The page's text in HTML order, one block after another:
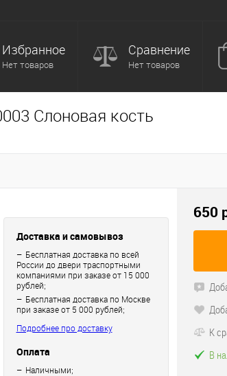
Избранное
Нет товаров
Сравнение
Нет товаров
Слоновая кость
Доставка и самовывоз
Бесплатная доставка по всей
России до двери траспортными
компаниями при заказе от 15 000
рублей;
Бесплатная доставка по Москве
при заказе от 5 000 рублей;
Подробнее про доставку
Оплата
Наличными;
650
К
В